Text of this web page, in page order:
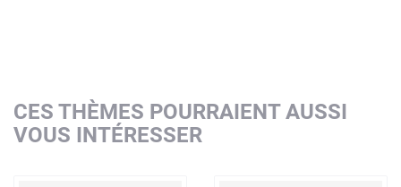
CES THÈMES POURRAIENT AUSSI
VOUS INTÉRESSER